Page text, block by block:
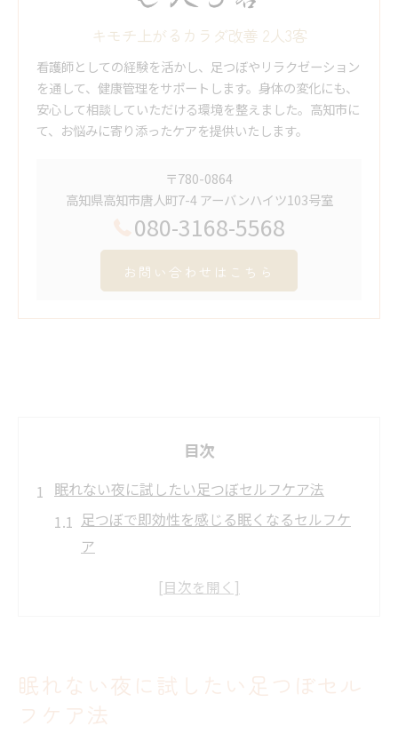
キモチ上がるカラダ改善 2人3客
看護師としての経験を活かし、足つぼやリラクゼーション
を通して、健康管理をサポートします。身体の変化にも、
安心して相談していただける環境を整えました。高知市に
て、お悩みに寄り添ったケアを提供いたします。
〒780-0864
高知県高知市唐人町7-4 アーバンハイツ103号室
080-3168-5568
お問い合わせはこちら
目次
眠れない夜に試したい足つぼセルフケア法
足つぼで即効性を感じる眠くなるセルフケ
ア
眠れない夜を変える安眠足つぼの基本
ト
安眠を促す副交感神経と足つぼの関係性
眠れない夜に試したい足つぼセル
フケア法